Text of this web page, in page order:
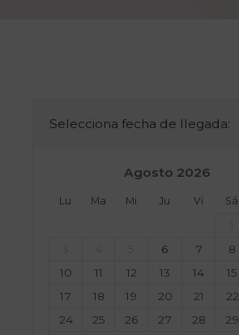
Selecciona fecha de llegada:
Agosto 2026
Lu Ma Mi Ju Vi Sá
6 7 8
10
11 12 13 14 15
17
18 19 20 21 22
24
25 26 27 28 29